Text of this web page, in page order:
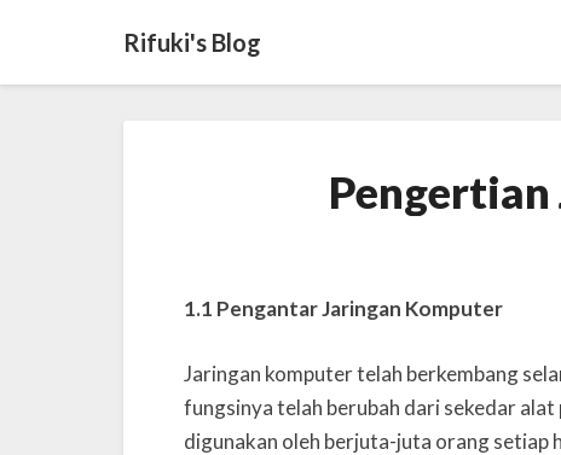
Rifuki's Blog
1.1 Pengantar Jaringan Komputer
Jaringan komputer telah berkembang
fungsinya telah berubah dari sekedar
digunakan oleh berjuta-juta orang setiap